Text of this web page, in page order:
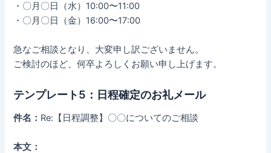
・〇月〇日（水）10:00〜11:00
・〇月〇日（金）16:00〜17:00
急なご相談となり、大変申し訳ございません。
ご検討のほど、何卒よろしくお願い申し上げます。
テンプレート5：日程確定のお礼メール
件名： Re:【日程調整】〇〇についてのご相談
本文：